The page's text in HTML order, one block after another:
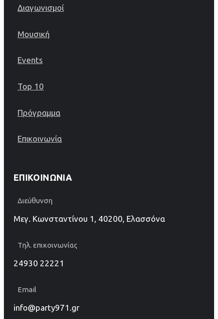
Διαγωνισμοί
Μουσική
Events
Top 10
Πρόγραμμα
Επικοινωνία
ΕΠΙΚΟΙΝΩΝΊΑ
Διεύθυνση
Μεγ. Κωνσταντίνου 1, 40200, Ελασσόνα
Τηλ. επικοινωνίας
24930 22221
Email
info@party971.gr